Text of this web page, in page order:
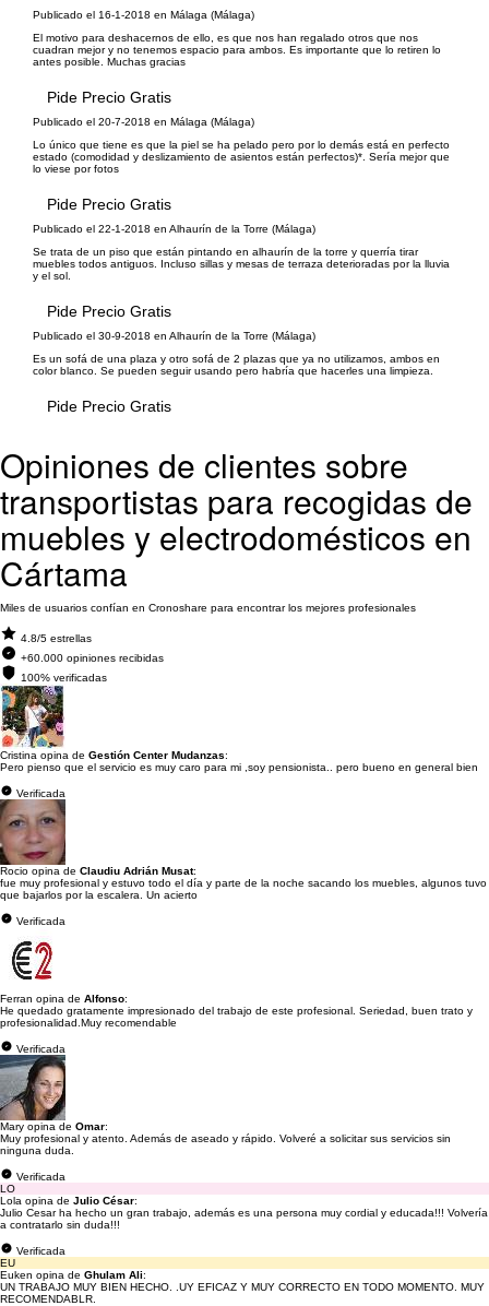
Publicado el 16-1-2018 en Málaga (Málaga)
El motivo para deshacernos de ello, es que nos han regalado otros que nos
cuadran mejor y no tenemos espacio para ambos. Es importante que lo retiren lo
antes posible. Muchas gracias
Pide Precio Gratis
Publicado el 20-7-2018 en Málaga (Málaga)
Lo único que tiene es que la piel se ha pelado pero por lo demás está en perfecto
estado (comodidad y deslizamiento de asientos están perfectos)*. Sería mejor que
lo viese por fotos
Pide Precio Gratis
Publicado el 22-1-2018 en Alhaurín de la Torre (Málaga)
Se trata de un piso que están pintando en alhaurín de la torre y querría tirar
muebles todos antiguos. Incluso sillas y mesas de terraza deterioradas por la lluvia
y el sol.
Pide Precio Gratis
Publicado el 30-9-2018 en Alhaurín de la Torre (Málaga)
Es un sofá de una plaza y otro sofá de 2 plazas que ya no utilizamos, ambos en
color blanco. Se pueden seguir usando pero habría que hacerles una limpieza.
Pide Precio Gratis
Opiniones de clientes sobre
transportistas para recogidas de
muebles y electrodomésticos en
Cártama
Miles de usuarios confían en Cronoshare para encontrar los mejores profesionales
4.8/5 estrellas
+60.000 opiniones recibidas
100% verificadas
Cristina opina de Gestión Center Mudanzas:
Pero pienso que el servicio es muy caro para mi ,soy pensionista.. pero bueno en general bien
Verificada
Rocio opina de Claudiu Adrián Musat:
fue muy profesional y estuvo todo el día y parte de la noche sacando los muebles, algunos tuvo
que bajarlos por la escalera. Un acierto
Verificada
Ferran opina de Alfonso:
He quedado gratamente impresionado del trabajo de este profesional. Seriedad, buen trato y
profesionalidad.Muy recomendable
Verificada
Mary opina de Omar:
Muy profesional y atento. Además de aseado y rápido. Volveré a solicitar sus servicios sin
ninguna duda.
Verificada
LO
Lola opina de Julio César:
Julio Cesar ha hecho un gran trabajo, además es una persona muy cordial y educada!!! Volvería
a contratarlo sin duda!!!
Verificada
EU
Euken opina de Ghulam Ali:
UN TRABAJO MUY BIEN HECHO. .UY EFICAZ Y MUY CORRECTO EN TODO MOMENTO. MUY
RECOMENDABLR.